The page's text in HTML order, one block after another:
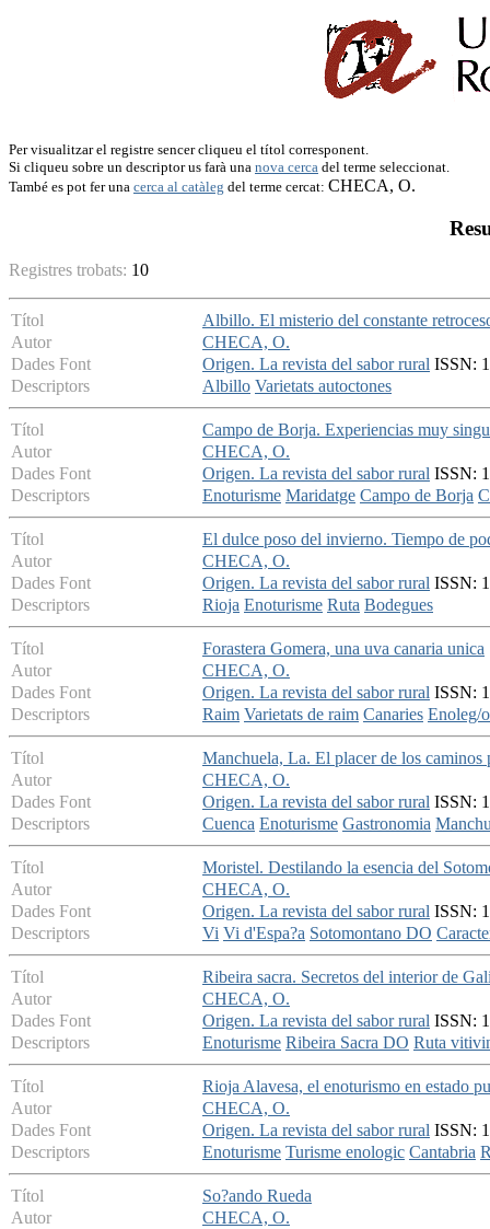
Per visualitzar el registre sencer cliqueu el títol corresponent.
Si cliqueu sobre un descriptor us farà una nova cerca del terme seleccionat.
També es pot fer una cerca al catàleg del terme cercat: CHECA, O.
Registres trobats: 10
Títol
Albillo. El misterio del constante
Autor
CHECA, O.
Dades Font
Origen. La revista del sabor rural ISSN:
Descriptors
Albillo Varietats autoctones
Títol
Campo de Borja. Experiencias muy
Autor
CHECA, O.
Dades Font
Origen. La revista del sabor rural ISSN:
Descriptors
Enoturisme Maridatge Campo de Borja
Títol
El dulce poso del invierno. Tiempo de
Autor
CHECA, O.
Dades Font
Origen. La revista del sabor rural ISSN:
Descriptors
Rioja Enoturisme Ruta Bodegues
Títol
Forastera Gomera, una uva canaria unica
Autor
CHECA, O.
Dades Font
Origen. La revista del sabor rural ISSN:
Descriptors
Raim Varietats de raim Canaries Enoleg/
Títol
Manchuela, La. El placer de los caminos
Autor
CHECA, O.
Dades Font
Origen. La revista del sabor rural ISSN:
Descriptors
Cuenca Enoturisme Gastronomia
Títol
Moristel. Destilando la esencia del
Autor
CHECA, O.
Dades Font
Origen. La revista del sabor rural ISSN:
Descriptors
Vi Vi d'Espa?a Sotomontano DO
Títol
Ribeira sacra. Secretos del interior de
Autor
CHECA, O.
Dades Font
Origen. La revista del sabor rural ISSN:
Descriptors
Enoturisme Ribeira Sacra DO Ruta
Títol
Rioja Alavesa, el enoturismo en estado
Autor
CHECA, O.
Dades Font
Origen. La revista del sabor rural ISSN:
Descriptors
Enoturisme Turisme enologic Cantabria
Títol
So?ando Rueda
Autor
CHECA, O.